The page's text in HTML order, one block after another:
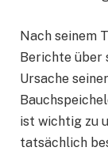
Nach seinem
Berichte über
Ursache
ist wichtig zu
tatsächlich